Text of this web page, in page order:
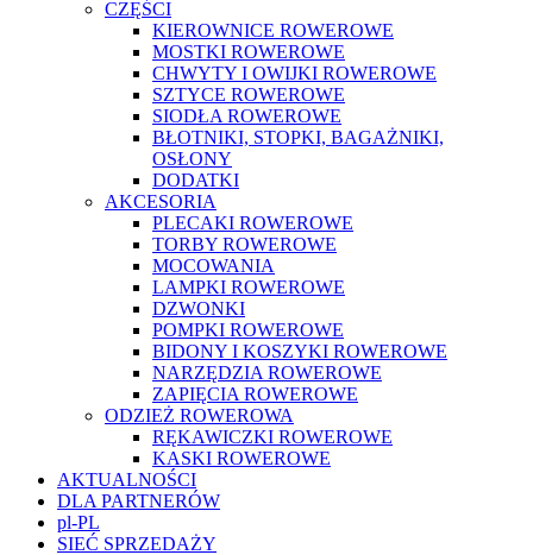
CZĘŚCI
KIEROWNICE ROWEROWE
MOSTKI ROWEROWE
CHWYTY I OWIJKI ROWEROWE
SZTYCE ROWEROWE
SIODŁA ROWEROWE
BŁOTNIKI, STOPKI, BAGAŻNIKI,
OSŁONY
DODATKI
AKCESORIA
PLECAKI ROWEROWE
TORBY ROWEROWE
MOCOWANIA
LAMPKI ROWEROWE
DZWONKI
POMPKI ROWEROWE
BIDONY I KOSZYKI ROWEROWE
NARZĘDZIA ROWEROWE
ZAPIĘCIA ROWEROWE
ODZIEŻ ROWEROWA
RĘKAWICZKI ROWEROWE
KASKI ROWEROWE
AKTUALNOŚCI
DLA PARTNERÓW
pl-PL
SIEĆ SPRZEDAŻY